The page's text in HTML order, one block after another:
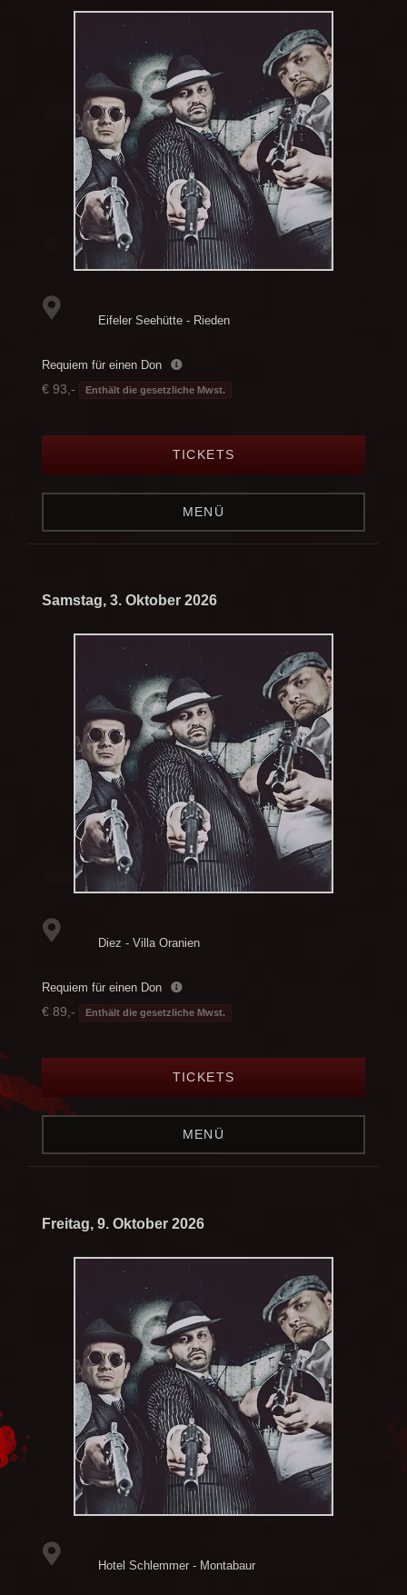
Eifeler Seehütte - Rieden
Requiem für einen Don
€ 93,- Enthält die gesetzliche Mwst.
TICKETS
MENÜ
Samstag, 3. Oktober 2026
Diez - Villa Oranien
Requiem für einen Don
€ 89,- Enthält die gesetzliche Mwst.
TICKETS
MENÜ
Freitag, 9. Oktober 2026
Hotel Schlemmer - Montabaur